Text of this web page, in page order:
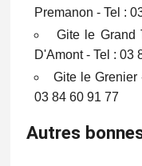
Premanon - Tel :
Gite le Grand
D'Amont - Tel : 03
Gite le Grenier
03 84 60 91 77
Autres